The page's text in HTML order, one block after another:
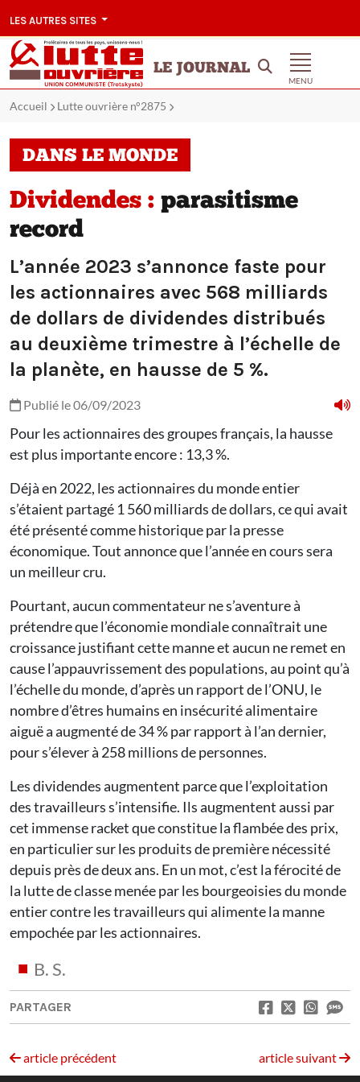
LES AUTRES SITES
LE JOURNAL
MENU
Accueil Lutte ouvrière n°2875
DANS LE MONDE
Dividendes : parasitisme
record
L’année 2023 s’annonce faste pour
les actionnaires avec 568 milliards
de dollars de dividendes distribués
au deuxième trimestre à l’échelle de
la planète, en hausse de 5 %.
Publié le 06/09/2023
Pour les actionnaires des groupes français, la hausse
est plus importante encore : 13,3 %.
Déjà en 2022, les actionnaires du monde entier
s’étaient partagé 1 560 milliards de dollars, ce qui avait
été présenté comme historique par la presse
économique. Tout annonce que l’année en cours sera
un meilleur cru.
Pourtant, aucun commentateur ne s’aventure à
prétendre que l’économie mondiale connaîtrait une
croissance justifiant cette manne et aucun ne remet en
cause l’appauvrissement des populations, au point qu’à
l’échelle du monde, d’après un rapport de l’ONU, le
nombre d’êtres humains en insécurité alimentaire
aiguë a augmenté de 34 % par rapport à l’an dernier,
pour s’élever à 258 millions de personnes.
Les dividendes augmentent parce que l’exploitation
des travailleurs s’intensifie. Ils augmentent aussi par
cet immense racket que constitue la flambée des prix,
en particulier sur les produits de première nécessité
depuis près de deux ans. En un mot, c’est la férocité de
la lutte de classe menée par les bourgeoisies du monde
entier contre les travailleurs qui alimente la manne
empochée par les actionnaires.
B. S.
PARTAGER
article précédent article suivant